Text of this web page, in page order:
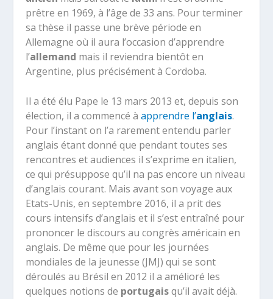
prêtre en 1969, à l’âge de 33 ans. Pour terminer
sa thèse il passe une brève période en
Allemagne où il aura l’occasion d’apprendre
l’allemand mais il reviendra bientôt en
Argentine, plus précisément à Cordoba.
Il a été élu Pape le 13 mars 2013 et, depuis son
élection, il a commencé àapprendre l’anglais.
Pour l’instant on l’a rarement entendu parler
anglais étant donné que pendant toutes ses
rencontres et audiences il s’exprime en italien,
ce qui présuppose qu’il na pas encore un niveau
d’anglais courant. Mais avant son voyage aux
Etats-Unis, en septembre 2016, il a prit des
cours intensifs d’anglais et il s’est entraîné pour
prononcer le discours au congrès américain en
anglais. De même que pour les journées
mondiales de la jeunesse (JMJ) qui se sont
déroulés au Brésil en 2012 il a amélioré les
quelques notions de portugaisqu’il avait déjà.